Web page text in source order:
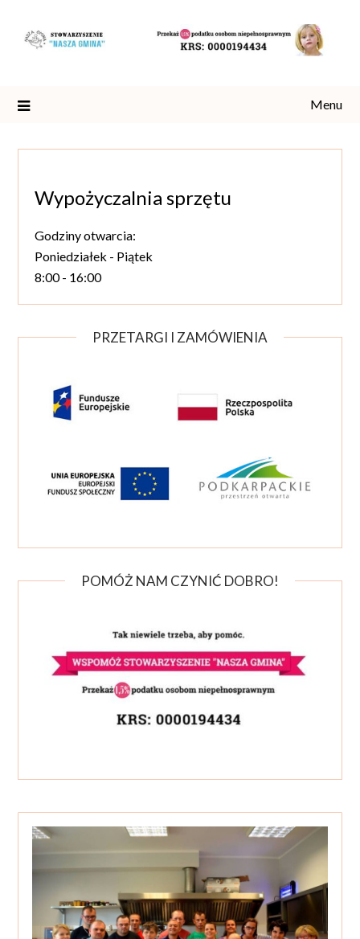
content
Menu
Wypożyczalnia sprzętu
Godziny otwarcia:
Poniedziałek - Piątek
8:00 - 16:00
PRZETARGI I ZAMÓWIENIA
POMÓŻ NAM CZYNIĆ DOBRO!